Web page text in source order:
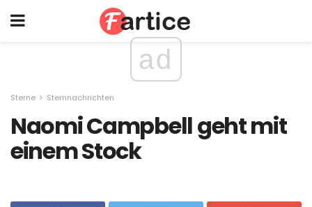
ad
Sterne Sternnachrichten
Naomi Campbell geht mit
einem Stock